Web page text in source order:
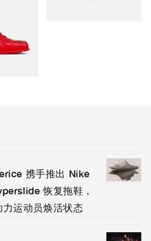
携手推出 Nike
恢复拖鞋，
力运动员焕活状态